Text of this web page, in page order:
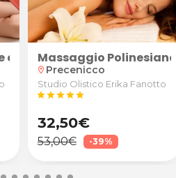
con olio di cocco bio
Massaggio Polinesiano
location_on Precenicco
Studio Olistico Erika Fanotto
starstarstarstarstar
32,50€
53,00€ -39%